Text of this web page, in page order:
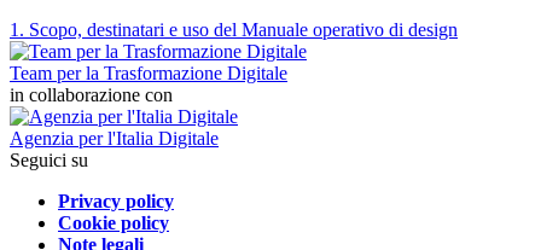
1. Scopo, destinatari e uso del Manuale operativo di design
Team per la Trasformazione Digitale
in collaborazione con
Agenzia per l'Italia Digitale
Seguici su
Privacy policy
Cookie policy
Note legali